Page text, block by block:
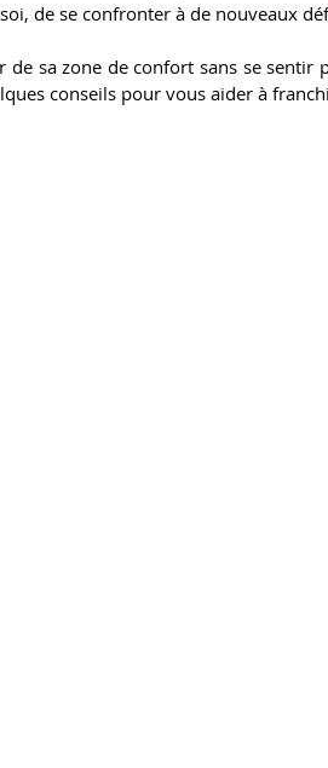
de se confronter à de nouveaux
sa zone de confort sans se sentir
conseils pour vous aider à